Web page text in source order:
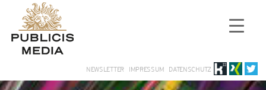
NEWSLETTER IMPRESSUM DATENSCHUTZ